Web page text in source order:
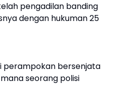
pengadilan banding
dengan hukuman 25
perampokan bersenjata
seorang polisi